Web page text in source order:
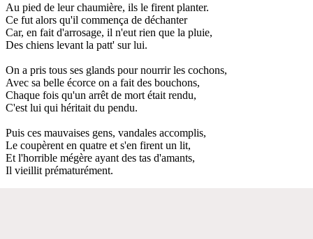
Au pied de leur chaumière, ils le firent planter.
Ce fut alors qu'il commença de déchanter
Car, en fait d'arrosage, il n'eut rien que la pluie,
Des chiens levant la patt' sur lui.
On a pris tous ses glands pour nourrir les cochons,
Avec sa belle écorce on a fait des bouchons,
Chaque fois qu'un arrêt de mort était rendu,
C'est lui qui héritait du pendu.
Puis ces mauvaises gens, vandales accomplis,
Le coupèrent en quatre et s'en firent un lit,
Et l'horrible mégère ayant des tas d'amants,
Il vieillit prématurément.